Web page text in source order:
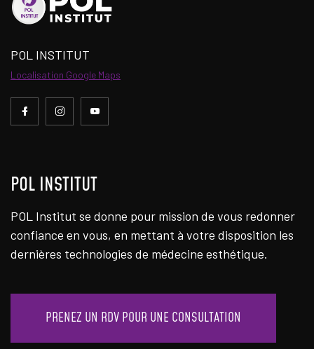
POL INSTITUT
Localisation Google Maps
POL INSTITUT
POL Institut se donne pour mission de vous redonner
confiance en vous, en mettant à votre disposition les
dernières technologies de médecine esthétique.
PRENEZ UN RDV POUR UNE CONSULTATION